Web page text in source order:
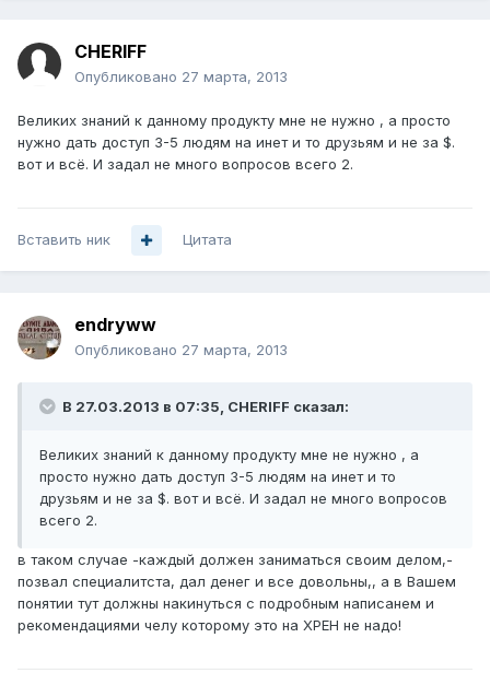
CHERIFF
Опубликовано 27 марта, 2013
Великих знаний к данному продукту мне не нужно , а просто
нужно дать доступ 3-5 людям на инет и то друзьям и не за $.
вот и всё. И задал не много вопросов всего 2.
Вставить ник Цитата
endryww
Опубликовано 27 марта, 2013
В 27.03.2013 в 07:35, CHERIFF сказал:
Великих знаний к данному продукту мне не нужно , а
просто нужно дать доступ 3-5 людям на инет и то
друзьям и не за $. вот и всё. И задал не много вопросов
всего 2.
в таком случае -каждый должен заниматься своим делом,-
позвал специалитста, дал денег и все довольны,, а в Вашем
понятии тут должны накинуться с подробным написанем и
рекомендациями челу которому это на ХРЕН не надо!